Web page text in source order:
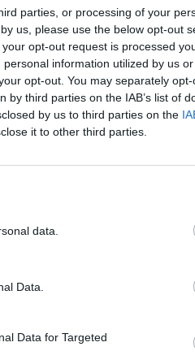
parties, or processing of your
us, please use the below opt-out
opt-out request is processed
information utilized by us
opt-out. You may separately
third parties on the IAB’s list of
by us to third parties on the
it to other third parties.
data.
Data.
Data for Targeted
subalterno en el
Para evitarlo,
responsabilidad
y repleto de
porque no
goleada.